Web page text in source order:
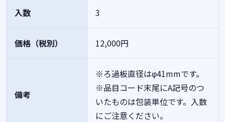
入数 3
価格（税別） 12,000円
備考
※ろ過板直径はφ41mmです。
※品目コード末尾にA記号のつ
いたものは包装単位です。入数
にご注意ください。